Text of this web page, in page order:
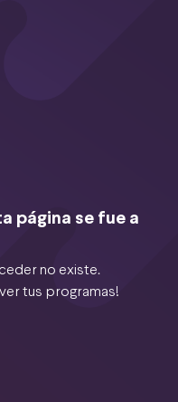
página se fue a
no existe.
tus programas!